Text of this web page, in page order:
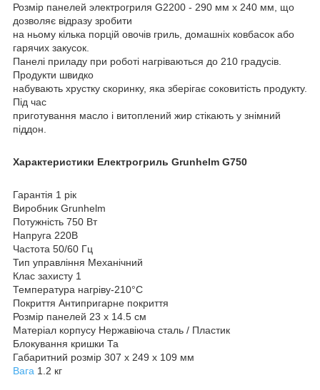
Розмір панелей электрогриля G2200 - 290 мм x 240 мм, що
дозволяє відразу зробити
на ньому кілька порцій овочів гриль, домашніх ковбасок або
гарячих закусок.
Панелі приладу при роботі нагріваються до 210 градусів.
Продукти швидко
набувають хрустку скоринку, яка зберігає соковитість продукту.
Під час
приготування масло і витоплений жир стікають у знімний
піддон.
Характеристики Електрогриль Grunhelm G750
Гарантія 1 рік
Виробник Grunhelm
Потужність 750 Вт
Напруга 220В
Частота 50/60 Гц
Тип управління Механічний
Клас захисту 1
Температура нагріву-210°C
Покриття Антипригарне покриття
Розмір панелей 23 х 14.5 см
Матеріал корпусу Нержавіюча сталь / Пластик
Блокування кришки Та
Габаритний розмір 307 х 249 х 109 мм
Вага 1.2 кг